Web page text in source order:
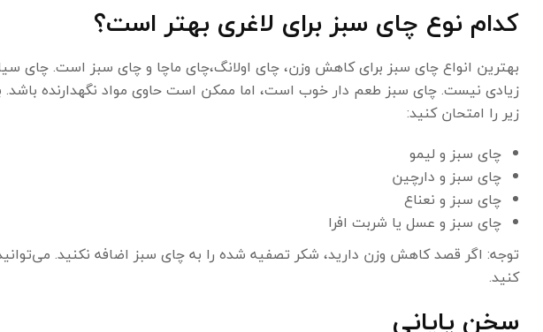
کدام نوع چای سبز برای لاغری بهتر است؟
بهترین انواع چای سبز برای کاهش وزن، چای اولانگ،چای ماچا و چای سبز است. چای
زیادی نیست. چای سبز طعم دار خوب است، اما ممکن است حاوی مواد نگهدارنده
زیر را امتحان کنید:
چای سبز و لیمو
چای سبز و دارچین
چای سبز و نعناع
چای سبز و عسل یا شربت افرا
توجه: اگر قصد کاهش وزن دارید، شکر تصفیه شده را به چای سبز اضافه نکنید.
کنید.
سخن پایانی